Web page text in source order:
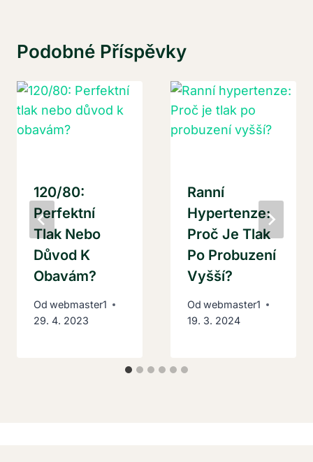
Podobné Příspěvky
120/80:
Perfektní
Tlak Nebo
Důvod K
Obavám?
Od webmaster1
29. 4. 2023
Ranní
Hypertenze:
Proč Je Tlak
Po Probuzení
Vyšší?
Od webmaster1
19. 3. 2024